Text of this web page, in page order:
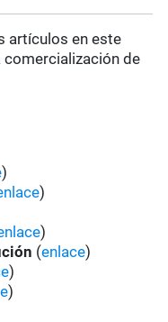
artículosen este
de
)
)
)
(enlace)
)
)